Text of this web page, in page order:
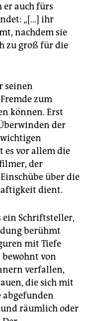
er auch fürs
„[…] ihr
nachdem sie
zu groß für die
seinen
zum
können. Erst
der
es vor allem die
der
über die
dient.
ein Schriftsteller,
berühmt
mit Tiefe
bewohnt von
verfallen,
die sich mit
abgefunden
räumlich oder